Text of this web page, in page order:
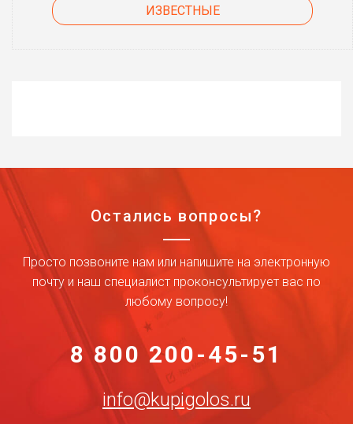
ИЗВЕСТНЫЕ
Остались вопросы?
Просто позвоните нам или напишите на электронную
почту и наш специалист проконсультирует вас по
любому вопросу!
8 800 200-45-51
info@kupigolos.ru